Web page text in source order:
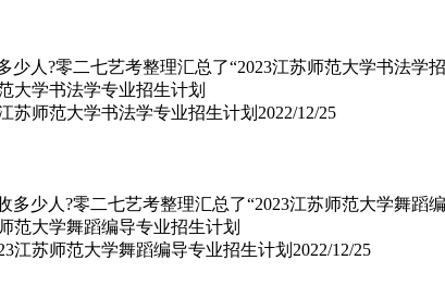
人?零二七艺考整理汇总了“2023江苏师范大学书法学
苏师范大学书法学专业招生计划 2022/12/25
少人?零二七艺考整理汇总了“2023江苏师范大学舞蹈
江苏师范大学舞蹈编导专业招生计划 2022/12/25